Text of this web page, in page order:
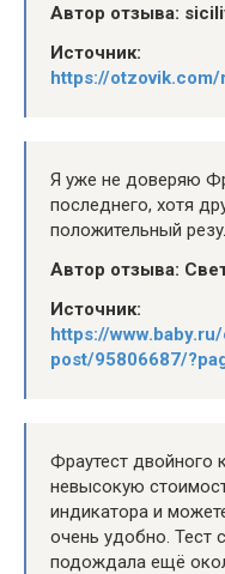
Автор отзыва:
Источник:
https://otzovik.com/
Я уже не доверяю
последнего, хотя
положительный
Автор отзыва:
Источник:
https://
post/95806687/
Фраутест двойного
невысокую
индикатора и
очень удобно. Тест
подождала ещё